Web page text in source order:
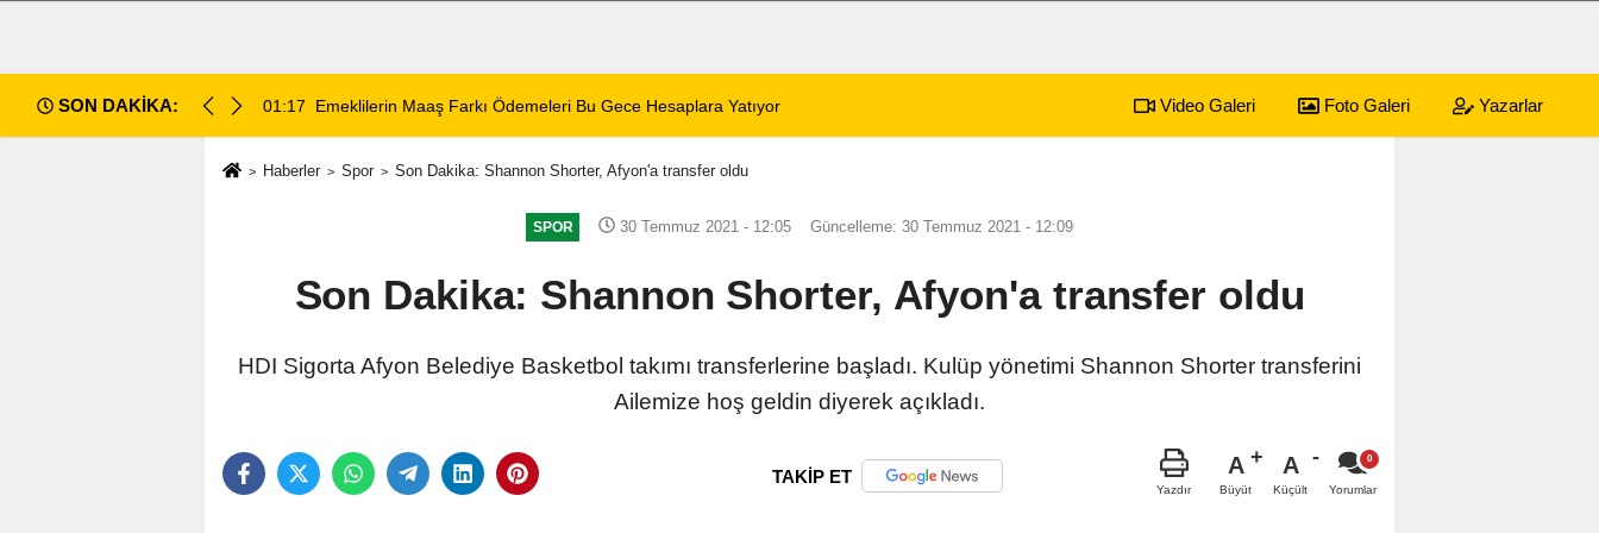
SON DAKİKA:
Hesaplara Yatıyor 01:01 Afyonspor için birlik çağrısı Zafer Meydanı'nda yükseldi Dinar'da beş gün sürecek festival programı açıklandı
Video Galeri Foto Galeri Yazarlar
Haberler Spor Son Dakika: Shannon Shorter, Afyon'a transfer oldu
SPOR 30 Temmuz 2021 - 12:05 Güncelleme: 30 Temmuz 2021 - 12:09
Son Dakika: Shannon Shorter, Afyon'a transfer oldu
HDI Sigorta Afyon Belediye Basketbol takımı transferlerine başladı. Kulüp yönetimi Shannon Shorter transferini
Ailemize hoş geldin diyerek açıkladı.
TAKİP ET
Yazdır
A
Büyüt
A
Küçült Yorumlar